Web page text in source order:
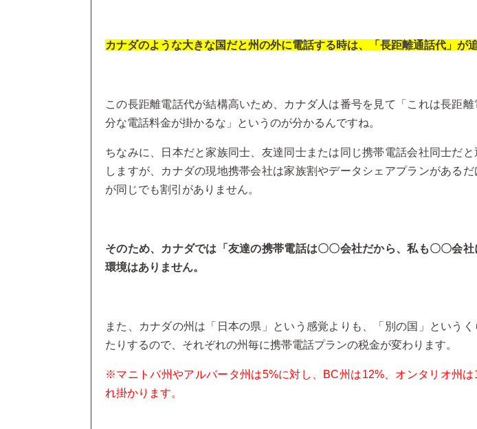
カナダのような大きな国だと州の外に電話する時は、「長距離通話代」が
この長距離電話代が結構高いため、カナダ人は番号を見て「これは長距
分な電話料金が掛かるな」というのが分かるんですね。
ちなみに、日本だと家族同士、友達同士または同じ携帯電話会社同士だと
しますが、カナダの現地携帯会社は家族割やデータシェアプランがある
が同じでも割引がありません。
そのため、カナダでは「友達の携帯電話は〇〇会社だから、私も〇〇会社
環境はありません。
また、カナダの州は「日本の県」という感覚よりも、「別の国」という
たりするので、それぞれの州毎に携帯電話プランの税金が変わります。
※マニトバ州やアルバータ州は5%に対し、BC州は12%、オンタリオ州
れ掛かります。